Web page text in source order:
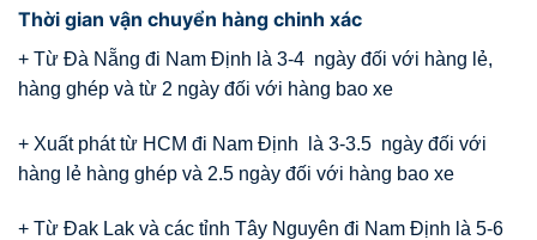
Thời gian vận chuyển hàng chinh xác
+ Từ Đà Nẵng đi Nam Định là 3-4 ngày đối với hàng lẻ,
hàng ghép và từ 2 ngày đối với hàng bao xe
+ Xuất phát từ HCM đi Nam Định là 3-3.5 ngày đối với
hàng lẻ hàng ghép và 2.5 ngày đối với hàng bao xe
+ Từ Đak Lak và các tỉnh Tây Nguyên đi Nam Định là 5-6